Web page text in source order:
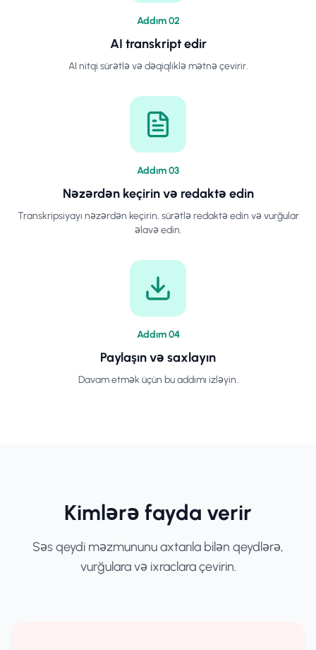
Addım02
AI transkript edir
AI nitqi sürətlə və dəqiqliklə mətnə çevirir.
Addım03
Nəzərdən keçirin və redaktə edin
Transkripsiyayı nəzərdən keçirin, sürətlə redaktə edin və vurğular
əlavə edin.
Addım04
Paylaşın və saxlayın
Davam etmək üçün bu addımı izləyin.
Kimlərə fayda verir
Səs qeydi məzmununu axtarıla bilən qeydlərə,
vurğulara və ixraclara çevirin.